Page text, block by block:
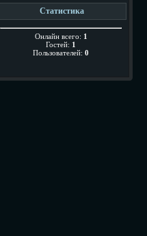
Статистика
Онлайн всего: 1
Гостей: 1
Пользователей: 0